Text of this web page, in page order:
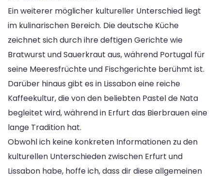
Ein weiterer möglicher kultureller Unterschied liegt
im kulinarischen Bereich. Die deutsche Küche
zeichnet sich durch ihre deftigen Gerichte wie
Bratwurst und Sauerkraut aus, während Portugal für
seine Meeresfrüchte und Fischgerichte berühmt ist.
Darüber hinaus gibt es in Lissabon eine reiche
Kaffeekultur, die von den beliebten Pastel de Nata
begleitet wird, während in Erfurt das Bierbrauen eine
lange Tradition hat.
Obwohl ich keine konkreten Informationen zu den
kulturellen Unterschieden zwischen Erfurt und
Lissabon habe, hoffe ich, dass dir diese allgemeinen